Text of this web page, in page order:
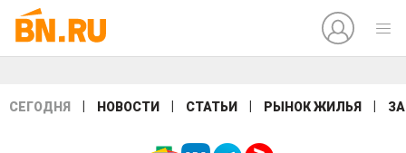
СЕГОДНЯ НОВОСТИ СТАТЬИ РЫНОК ЖИЛЬЯ